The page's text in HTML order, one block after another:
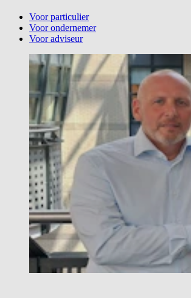
Voor particulier
Voor ondernemer
Voor adviseur